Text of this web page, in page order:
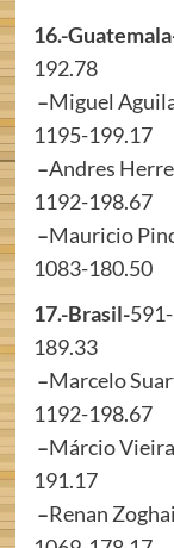
16.-
192.78
–Miguel
1195-199.17
–Andres
1192-198.67
–Mauricio
1083-180.50
17.-Brasil-
189.33
–Marcelo
1192-198.67
–Márcio
191.17
–Renan